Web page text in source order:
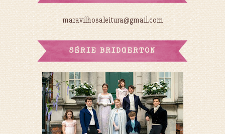
maravilhosaleitura@gmail.com
SÉRIE BRIDGERTON